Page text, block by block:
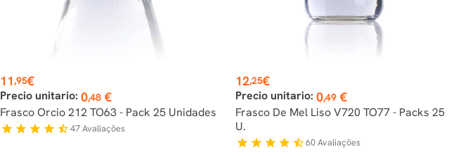
Preço
11,95€
Precio unitario: 0,48 €
Frasco Orcio 212 TO63 - Pack 25 Unidades
star star star star star_half47Avaliações
Preço
12,25€
Precio unitario: 0,49€
Frasco De Mel Liso V720 TO77 - Packs 25
U.
star star star star star_half60Avaliações